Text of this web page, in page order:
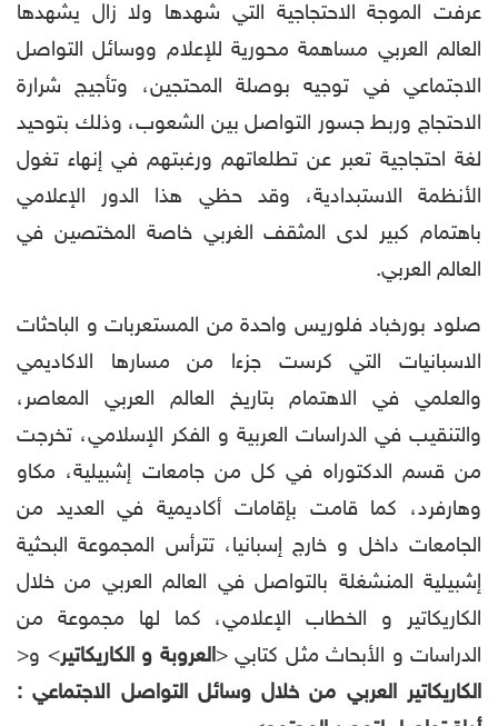
عرفت الموجة الاحتجاجية التي شهدها ولا زال يشهدها
العالم العربي مساهمة محورية للإعلام ووسائل التواصل
الاجتماعي في توجيه بوصلة المحتجين، وتأجيج شرارة
الاحتجاج وربط جسور التواصل بين الشعوب، وذلك بتوحيد
لغة احتجاجية تعبر عن تطلعاتهم ورغبتهم في إنهاء تغول
الأنظمة الاستبدادية، وقد حظي هذا الدور الإعلامي
باهتمام كبير لدى المثقف الغربي خاصة المختصين في
العالم العربي.
صلود بورخباد فلوريس واحدة من المستعربات و الباحثات
الاسبانيات التي كرست جزءا من مسارها الاكاديمي
والعلمي في الاهتمام بتاريخ العالم العربي المعاصر،
والتنقيب في الدراسات العربية و الفكر الإسلامي، تخرجت
من قسم الدكتوراه في كل من جامعات إشبيلية، مكاو
وهارفرد، كما قامت بإقامات أكاديمية في العديد من
الجامعات داخل و خارج إسبانيا، تترأس المجموعة البحثية
إشبيلية المنشغلة بالتواصل في العالم العربي من خلال
الكاريكاتير و الخطاب الإعلامي، كما لها مجموعة من
الدراسات و الأبحاث مثل كتابي <العروبة و الكاريكاتير> و<
الكاريكاتير العربي من خلال وسائل التواصل الاجتماعي :